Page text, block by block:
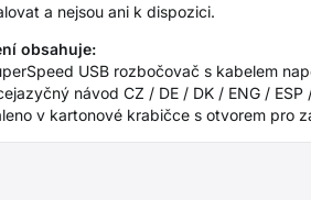
a nejsou ani k dispozici.
obsahuje:
USB rozbočovač s kabelem
návod CZ / DE / DK / ENG /
v kartonové krabičce s otvorem pro